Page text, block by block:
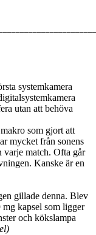
systemkamera
utan att behöva
som gjort att
mycket från sonens
varje match. Ofta går
Kanske är en
gillade denna. Blev
kapsel som ligger
och kökslampa